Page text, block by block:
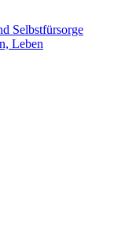
Selbstfürsorge
Leben